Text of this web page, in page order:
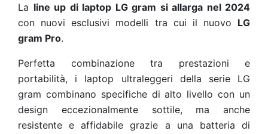
La line up di laptop LG gram si allarga nel 2024
con nuovi esclusivi modelli tra cui il nuovo LG
gram Pro.
Perfetta combinazione tra prestazioni e
portabilità, i laptop ultraleggeri della serie LG
gram combinano specifiche di alto livello con un
design eccezionalmente sottile, ma anche
resistente e affidabile grazie a una batteria di